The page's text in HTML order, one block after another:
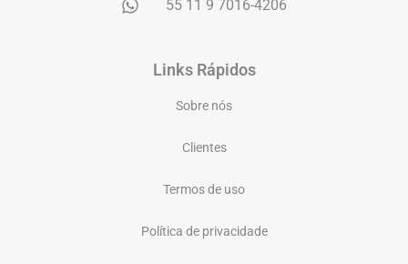
55 11 9 7016-4206
Links Rápidos
Sobre nós
Clientes
Termos de uso
Política de privacidade